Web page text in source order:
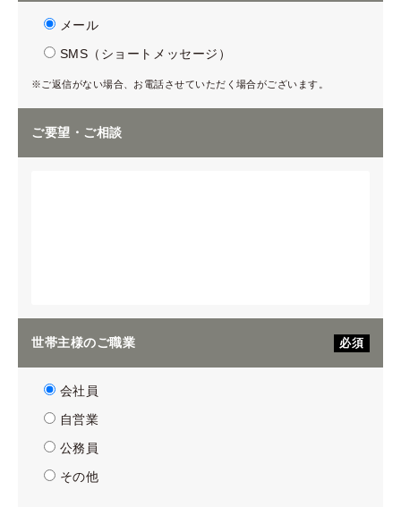
メール
SMS（ショートメッセージ）
※ご返信がない場合、お電話させていただく場合がございます。
ご要望・ご相談
世帯主様のご職業 必須
会社員
自営業
公務員
その他